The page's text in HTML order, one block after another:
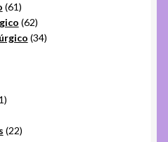
6161
productos
6262
productos
3434
121
2222